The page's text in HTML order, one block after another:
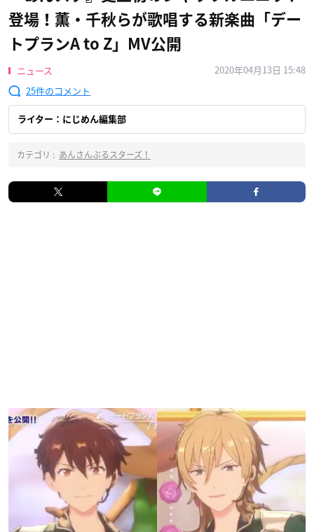
登場！薫・千秋らが歌唱する新楽曲「デー
トプランA to Z」MV公開
ニュース
2020年04月13日 15:48
25
ライター：にじめん編集部
カテゴリ : あんさんぶるスターズ！